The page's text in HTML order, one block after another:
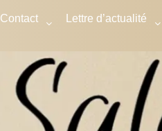
Contact Lettre d’actualité